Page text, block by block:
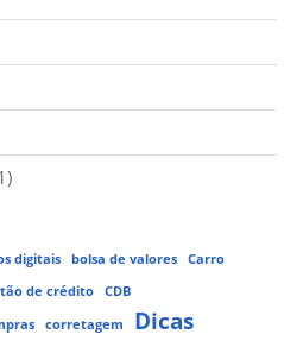
digitais bolsa de valores
Carro
de crédito
CDB
corretagem
Dicas